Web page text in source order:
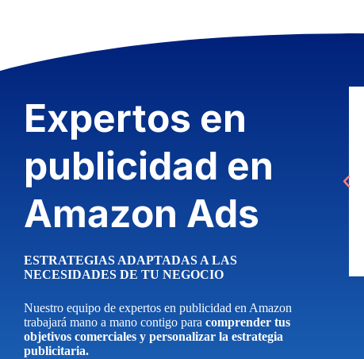
Expertos en
publicidad en
Amazon Ads
ESTRATEGIAS ADAPTADAS A LAS
NECESIDADES DE TU NEGOCIO
Nuestro equipo de expertos en publicidad en Amazon
trabajará mano a mano contigo para comprender tus
objetivos comerciales y personalizar la estrategia
publicitaria.